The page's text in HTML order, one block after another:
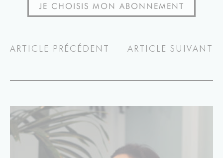
JE CHOISIS MON ABONNEMENT
ARTICLE PRÉCÉDENT ARTICLE SUIVANT